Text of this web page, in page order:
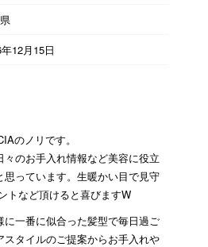
12月15日
のノリです。
のお手入れ情報など美容に役立
っています。生暖かい目で見守
トなど頂けると喜びますW
一番に似合った髪型で毎日過ご
スタイルのご提案からお手入れや